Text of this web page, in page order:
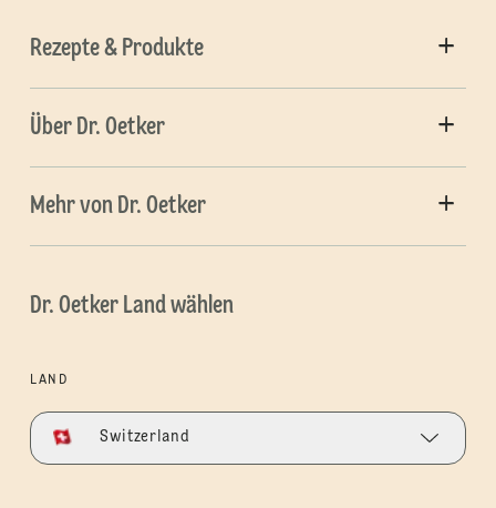
Rezepte & Produkte
Über Dr. Oetker
Mehr von Dr. Oetker
Dr. Oetker Land wählen
LAND
Switzerland